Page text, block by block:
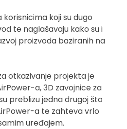
korisnicima koji su dugo
te naglašavaju kako su i
proizvoda baziranih na
otkazivanje projekta je
a, 3D zavojnice za
preblizu jedna drugoj što
a te zahteva vrlo
uređajem.